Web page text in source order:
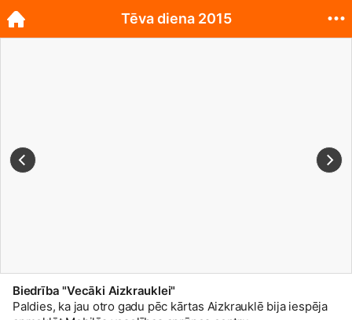
Biedrība "Vecāki Aizkrauklei"
Paldies, ka jau otro gadu pēc kārtas Aizkrauklē bija iespēja
Tēva diena 2015